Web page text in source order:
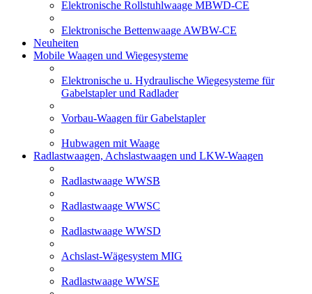
Elektronische Rollstuhlwaage MBWD-CE
Elektronische Bettenwaage AWBW-CE
Neuheiten
Mobile Waagen und Wiegesysteme
Elektronische u. Hydraulische Wiegesysteme für
Gabelstapler und Radlader
Vorbau-Waagen für Gabelstapler
Hubwagen mit Waage
Radlastwaagen, Achslastwaagen und LKW-Waagen
Radlastwaage WWSB
Radlastwaage WWSC
Radlastwaage WWSD
Achslast-Wägesystem MIG
Radlastwaage WWSE